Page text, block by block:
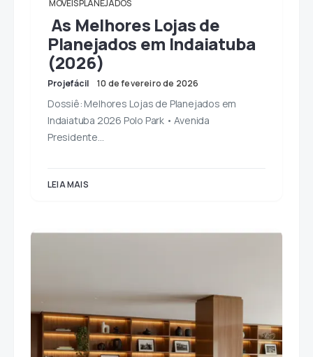
MÓVEIS PLANEJADOS
As Melhores Lojas de
Planejados em Indaiatuba
(2026)
Projefácil 10 de fevereiro de 2026
Dossiê: Melhores Lojas de Planejados em
Indaiatuba 2026 Polo Park • Avenida
Presidente…
LEIA MAIS